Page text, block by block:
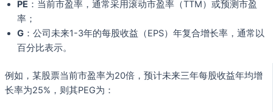
PE ：当前市盈率，通常采用滚动市盈率（TTM）或预测市盈
率；
G ：公司未来1-3年的每股收益（EPS）年复合增长率，通常以
百分比表示。
例如，某股票当前市盈率为20倍，预计未来三年每股收益年均增
长率为25%，则其PEG为：